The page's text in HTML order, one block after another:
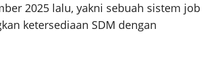
2025 lalu, yakni sebuah sistem job
ketersediaan SDM dengan